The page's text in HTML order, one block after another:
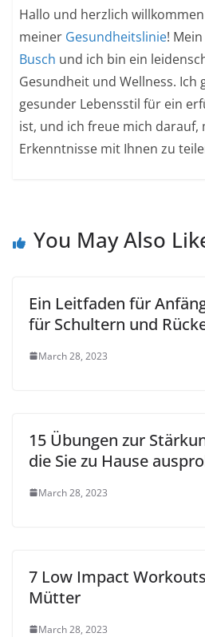
Hallo und herzlich
meiner Gesundheitslinie!
Busch und ich bin ein
Gesundheit und Wellness. Ich
gesunder Lebensstil für ein
ist, und ich freue mich darauf,
Erkenntnisse mit Ihnen zu
You May Also
Ein Leitfaden für
für Schultern und
March 28, 2023
15 Übungen zur
die Sie zu Hause
March 28, 2023
7 Low Impact
Mütter
March 28, 2023